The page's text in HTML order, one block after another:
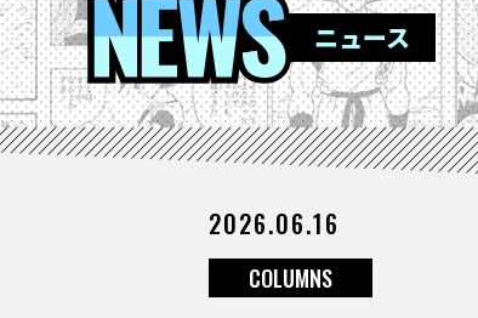
ニュース
2026.06.16
COLUMNS